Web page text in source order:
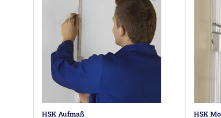
HSK Aufmaß
HSK